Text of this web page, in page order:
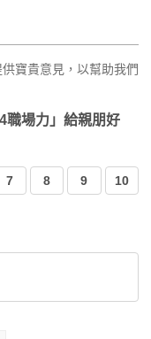
寶貴意見，以幫助我們
職場力」給親朋好
7 8 9 10